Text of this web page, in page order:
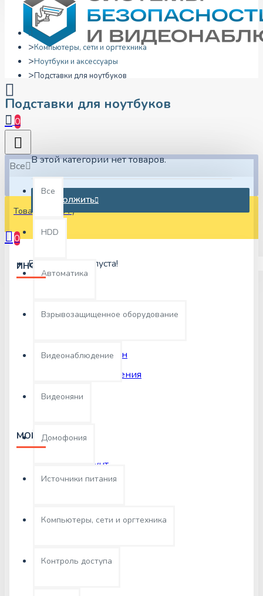
0
Все
Все
HDD
Автоматика
Взрывозащищенное оборудование
Видеонаблюдение
Видеоняни
Домофония
Источники питания
Компьютеры, сети и оргтехника
Контроль доступа
Товаров: 0 (0 ₽)
0
Ваша корзина пуста!
Компьютеры, сети и оргтехника
Ноутбуки и аксессуары
Подставки для ноутбуков
Подставки для ноутбуков
В этой категории нет товаров.
ПРОДОЛЖИТЬ
ИНФОРМАЦИЯ
Доставка
Возврат и обмен
Условия соглашения
МОЙ АККАУНТ
Мой аккаунт
Заказы
Рассылка